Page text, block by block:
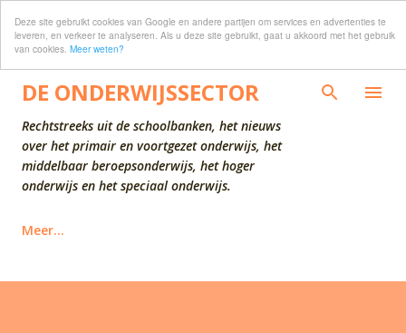
Deze site gebruikt cookies van Google en andere partijen om services en advertenties te
leveren, en verkeer te analyseren. Als u deze site gebruikt, gaat u akkoord met het gebruik
van cookies. Meer weten?
Doorgaan naar hoofdcontent
DE ONDERWIJSSECTOR
Rechtstreeks uit de schoolbanken, het nieuws
over het primair en voortgezet onderwijs, het
middelbaar beroepsonderwijs, het hoger
onderwijs en het speciaal onderwijs.
Meer…